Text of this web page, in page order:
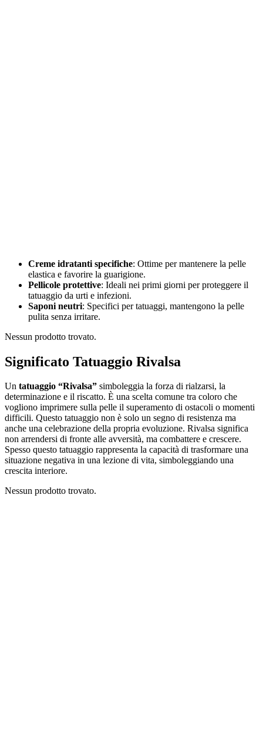
Creme idratanti specifiche: Ottime per mantenere la pelle
elastica e favorire la guarigione.
Pellicole protettive: Ideali nei primi giorni per proteggere il
tatuaggio da urti e infezioni.
Saponi neutri: Specifici per tatuaggi, mantengono la pelle
pulita senza irritare.
Nessun prodotto trovato.
Significato Tatuaggio Rivalsa
Un tatuaggio “Rivalsa” simboleggia la forza di rialzarsi, la
determinazione e il riscatto. È una scelta comune tra coloro che
vogliono imprimere sulla pelle il superamento di ostacoli o momenti
difficili. Questo tatuaggio non è solo un segno di resistenza ma
anche una celebrazione della propria evoluzione. Rivalsa significa
non arrendersi di fronte alle avversità, ma combattere e crescere.
Spesso questo tatuaggio rappresenta la capacità di trasformare una
situazione negativa in una lezione di vita, simboleggiando una
crescita interiore.
Nessun prodotto trovato.